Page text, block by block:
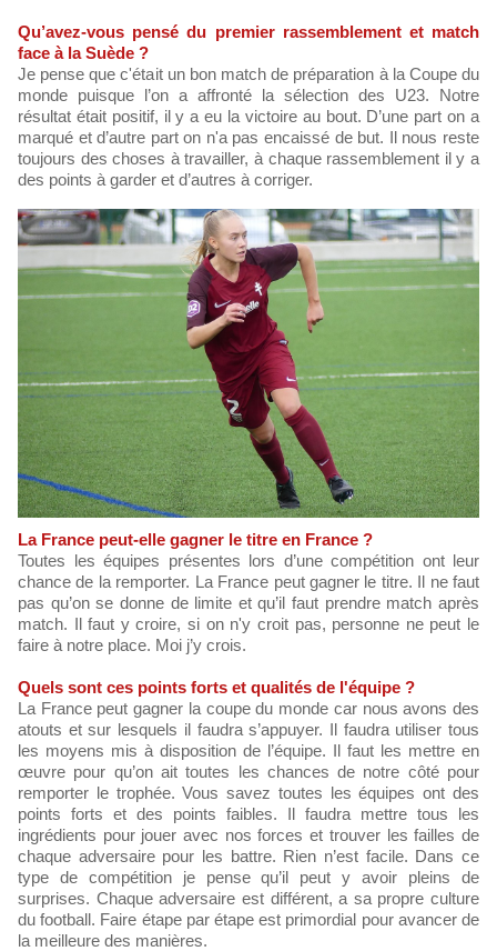
Qu’avez-vous pensé du premier rassemblement et match
face à la Suède ?
Je pense que c'était un bon match de préparation à la Coupe du
monde puisque l’on a affronté la sélection des U23. Notre
résultat était positif, il y a eu la victoire au bout. D’une part on a
marqué et d’autre part on n'a pas encaissé de but. Il nous reste
toujours des choses à travailler, à chaque rassemblement il y a
des points à garder et d’autres à corriger.
La France peut-elle gagner le titre en France ?
Toutes les équipes présentes lors d’une compétition ont leur
chance de la remporter. La France peut gagner le titre. Il ne faut
pas qu’on se donne de limite et qu’il faut prendre match après
match. Il faut y croire, si on n'y croit pas, personne ne peut le
faire à notre place. Moi j’y crois.
Quels sont ces points forts et qualités de l'équipe ?
La France peut gagner la coupe du monde car nous avons des
atouts et sur lesquels il faudra s’appuyer. Il faudra utiliser tous
les moyens mis à disposition de l’équipe. Il faut les mettre en
œuvre pour qu’on ait toutes les chances de notre côté pour
remporter le trophée. Vous savez toutes les équipes ont des
points forts et des points faibles. Il faudra mettre tous les
ingrédients pour jouer avec nos forces et trouver les failles de
chaque adversaire pour les battre. Rien n’est facile. Dans ce
type de compétition je pense qu’il peut y avoir pleins de
surprises. Chaque adversaire est différent, a sa propre culture
du football. Faire étape par étape est primordial pour avancer de
la meilleure des manières.